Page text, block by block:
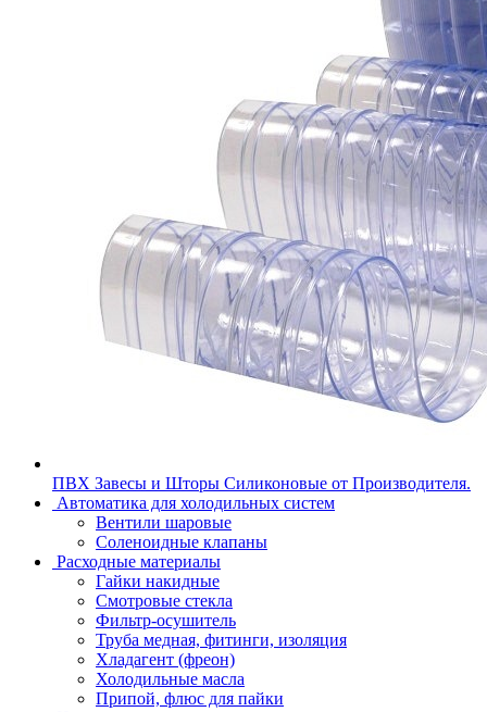
ПВХ Завесы и Шторы Силиконовые от Производителя.
Автоматика для холодильных систем
Вентили шаровые
Соленоидные клапаны
Расходные материалы
Гайки накидные
Смотровые стекла
Фильтр-осушитель
Труба медная, фитинги, изоляция
Хладагент (фреон)
Холодильные масла
Припой, флюс для пайки